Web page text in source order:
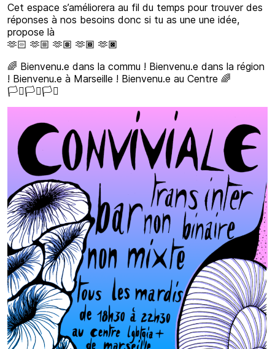
Cet espace s’améliorera au fil du temps pour trouver des
réponses à nos besoins donc si tu as une une idée,
propose là
🫶🏻 🫶🏼 🫶🏽 🫶🏾 🫶🏿
🌈 Bienvenu.e dans la commu ! Bienvenu.e dans la région
! Bienvenu.e à Marseille ! Bienvenu.e au Centre 🌈
🏳️‍⚧️🏳️‍⚧️🏳️‍⚧️